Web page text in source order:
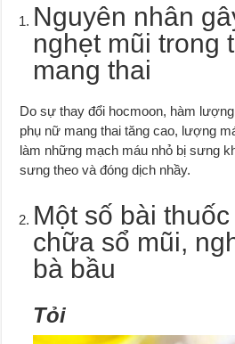
Nguyên nhân
nghẹt mũi trong
mang thai
Do sự thay đổi hocmoon, hàm
phụ nữ mang thai tăng cao, lượng
làm những mạch máu nhỏ bị sưng
sưng theo và đóng dịch nhầy.
Một số bài
chữa sổ mũi,
bà bầu
Tỏi